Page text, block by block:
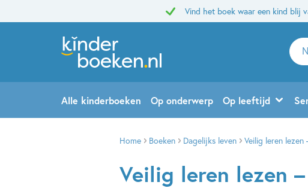
Vind het boek waar een kind blij
naar
en
Alle kinderboeken Op onderwerp Op leeftijd
Home Boeken Dagelijks leven Veilig leren lezen
Veilig leren lezen